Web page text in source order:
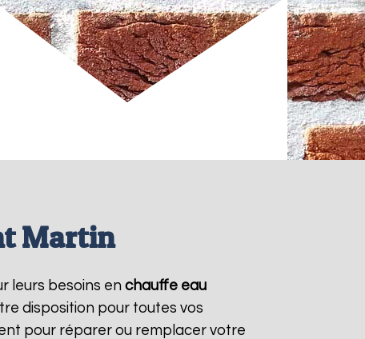
Martin
leurs besoins en chauffe eau
disposition pour toutes vos
pour réparer ou remplacer votre